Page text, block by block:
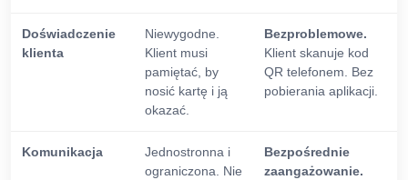
Doświadczenie
klienta
Niewygodne.
Klient musi
pamiętać, by
nosić kartę i ją
okazać.
Bezproblemowe.
Klient skanuje kod
QR telefonem. Bez
pobierania aplikacji.
Komunikacja
Jednostronna i
ograniczona. Nie
Bezpośrednie
zaangażowanie.